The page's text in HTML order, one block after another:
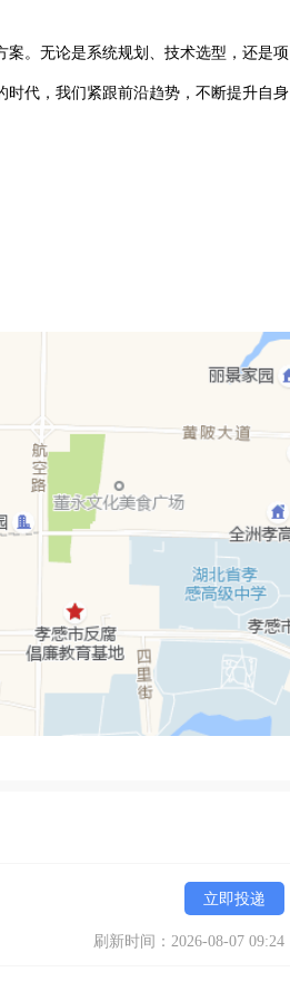
。无论是系统规划、技术选型，还是项
时代，我们紧跟前沿趋势，不断提升自身
，为推动信息技术服务行业的发展贡献
立即投递
刷新时间：2026-08-07 09:24